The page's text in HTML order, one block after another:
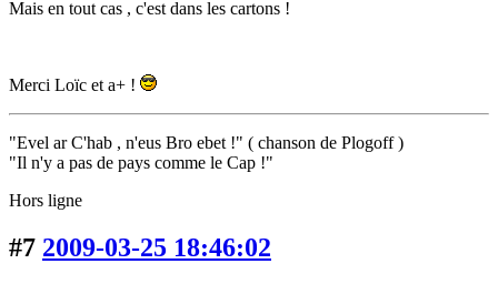
Mais en tout cas , c'est dans les cartons !
Merci Loïc et a+ !
"Evel ar C'hab , n'eus Bro ebet !" ( chanson de Plogoff )
"Il n'y a pas de pays comme le Cap !"
Hors ligne
#7 2009-03-25 18:46:02